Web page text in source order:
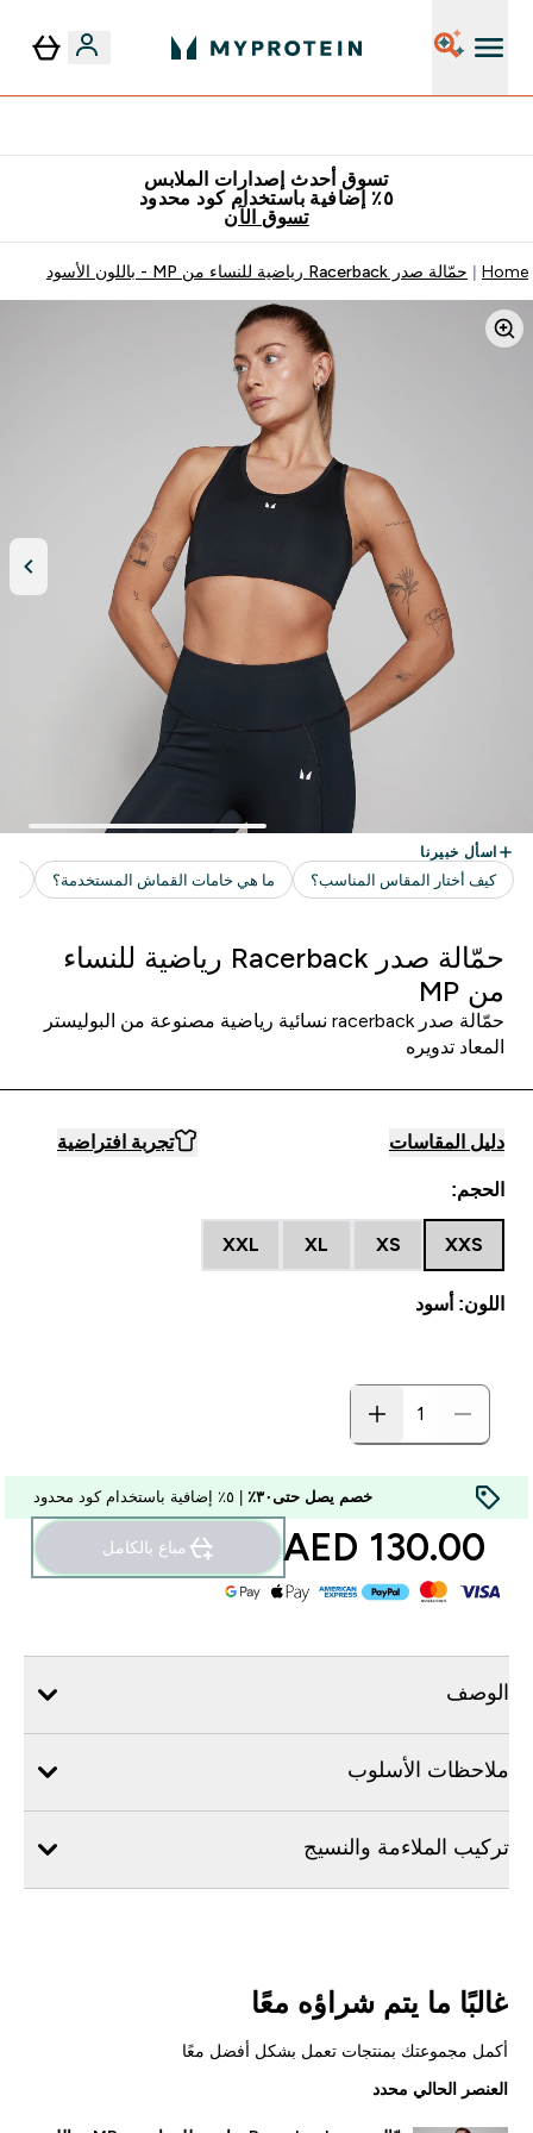
تسوق أحدث إصدارات الملابس
٥٪ إضافية باستخدام كود محدود
تسوق الآن
Home حمّالة صدر Racerback رياضية للنساء من MP - باللون الأسود
حمّالة صدر Racerback رياضية للنساء
من MP
حمّالة صدر racerback نسائية رياضية مصنوعة من البوليستر
المعاد تدويره
دليل المقاسات تجربة افتراضية
الحجم:
XXS
XS
XL
XXL
اللون: أسود
خصم يصل حتى٣٠٪
130.00 AED‎ مباع بالكامل
الوصف
ملاحظات الأسلوب
تركيب الملاءمة والنسيج
غالبًا ما يتم شراؤه معًا
أكمل مجموعتك بمنتجات تعمل بشكل أفضل معًا
العنصر الحالي محدد